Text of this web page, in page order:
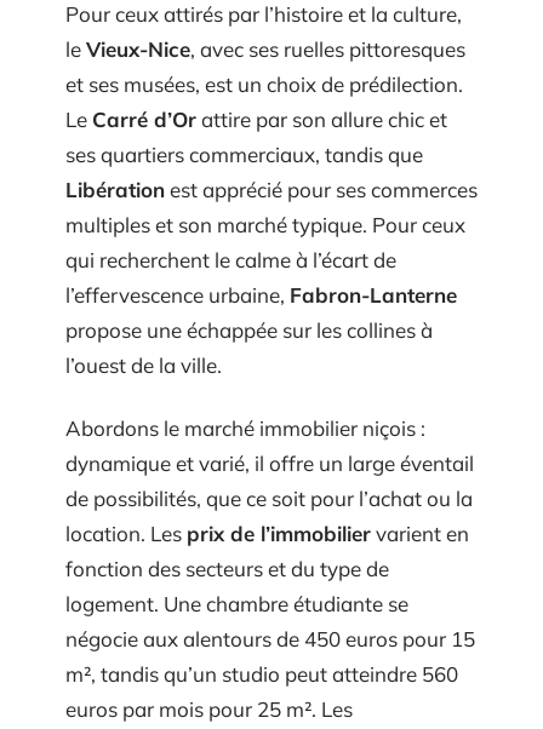
Pour ceux attirés par l’histoire et la culture,
leVieux-Nice, avec ses ruelles pittoresques
et ses musées, est un choix de prédilection.
Le Carré d’Orattire par son allure chic et
ses quartiers commerciaux, tandis que
Libérationest apprécié pour ses commerces
multiples et son marché typique. Pour ceux
qui recherchent le calme à l’écart de
l’effervescence urbaine, Fabron-Lanterne
propose une échappée sur les collines à
l’ouest de la ville.
Abordons le marché immobilier niçois :
dynamique et varié, il offre un large éventail
de possibilités, que ce soit pour l’achat ou la
location. Les prix de l’immobiliervarient en
fonction des secteurs et du type de
logement. Une chambre étudiante se
négocie aux alentours de 450 euros pour 15
m², tandis qu’un studio peut atteindre 560
euros par mois pour 25 m². Les